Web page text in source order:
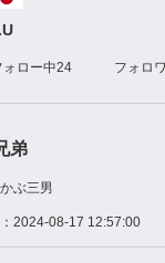
ォロー中24 フォロ
弟
ぶ三男
2024-08-17 12:57:00